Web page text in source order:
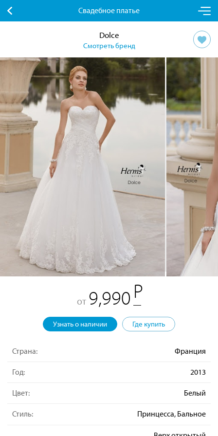
Свадебное платье
Dolce
Смотреть бренд
от 9,990
Узнать о наличии Где купить
Страна: Франция
Год: 2013
Цвет: Белый
Стиль: Принцесса, Бальное